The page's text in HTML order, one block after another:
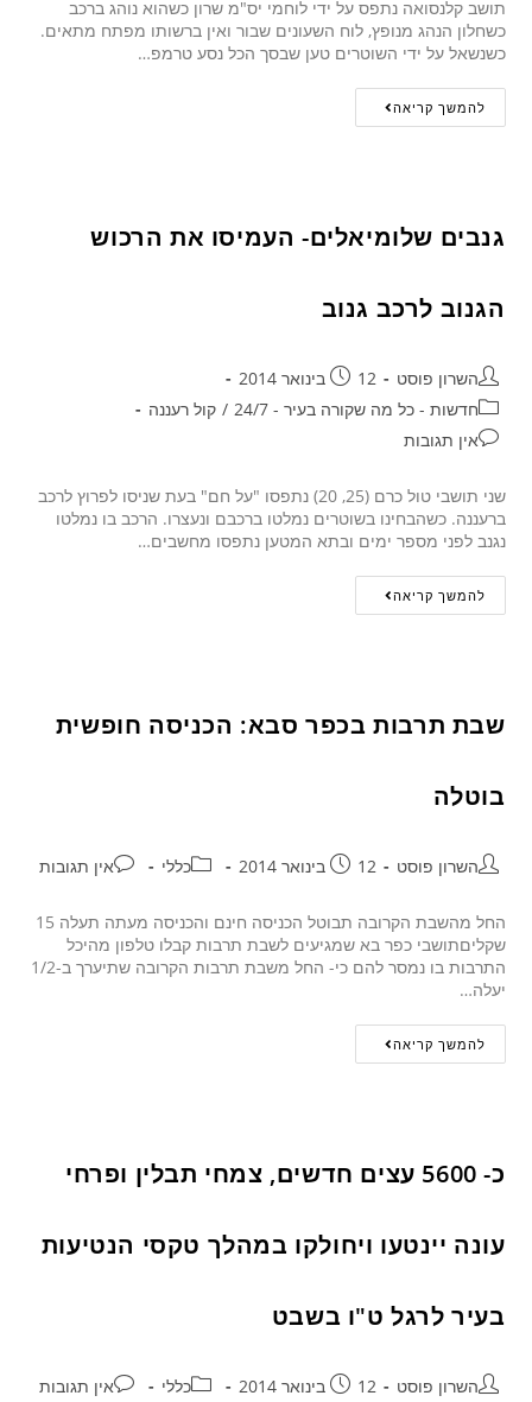
תושב קלנסואה נתפס על ידי לוחמי יס"מ שרון כשהוא נוהג ברכב
כשחלון הנהג מנופץ, לוח השעונים שבור ואין ברשותו מפתח מתאים.
כשנשאל על ידי השוטרים טען שבסך הכל נסע טרמפ…
להמשך קריאה
גנבים שלומיאלים- העמיסו את הרכוש
הגנוב לרכב גנוב
השרון פוסט
12 בינואר 2014
חדשות - כל מה שקורה בעיר - 24/7
/ קול רעננה
אין תגובות
שני תושבי טול כרם (25, 20) נתפסו "על חם" בעת שניסו לפרוץ לרכב
ברעננה. כשהבחינו בשוטרים נמלטו ברכבם ונעצרו. הרכב בו נמלטו
נגנב לפני מספר ימים ובתא המטען נתפסו מחשבים…
להמשך קריאה
שבת תרבות בכפר סבא: הכניסה חופשית
בוטלה
השרון פוסט 12 בינואר 2014 כללי אין תגובות
החל מהשבת הקרובה תבוטל הכניסה חינם והכניסה מעתה תעלה 15
שקליםתושבי כפר בא שמגיעים לשבת תרבות קבלו טלפון מהיכל
התרבות בו נמסר להם כי- החל משבת תרבות הקרובה שתיערך ב-1/2
יעלה…
להמשך קריאה
כ- 5600 עצים חדשים, צמחי תבלין ופרחי
עונה יינטעו ויחולקו במהלך טקסי הנטיעות
בעיר לרגל ט"ו בשבט
השרון פוסט 12 בינואר 2014 כללי אין תגובות